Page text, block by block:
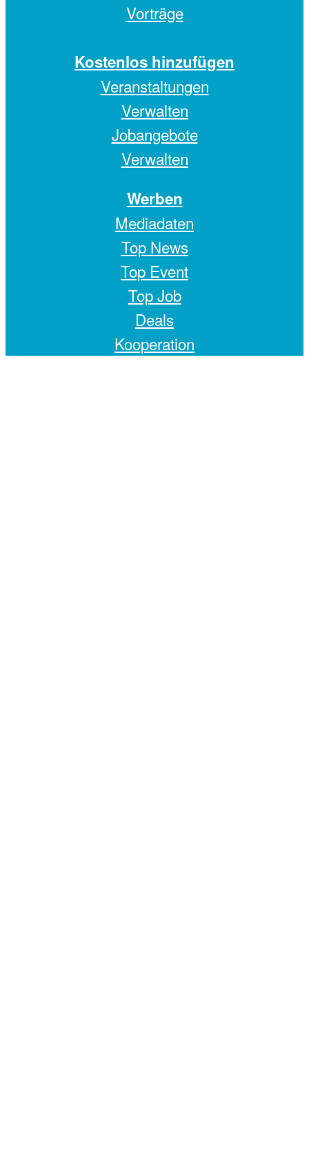
Vorträge
Kostenlos hinzufügen
Veranstaltungen
Verwalten
Jobangebote
Verwalten
Werben
Mediadaten
Top News
Top Event
Top Job
Deals
Kooperation